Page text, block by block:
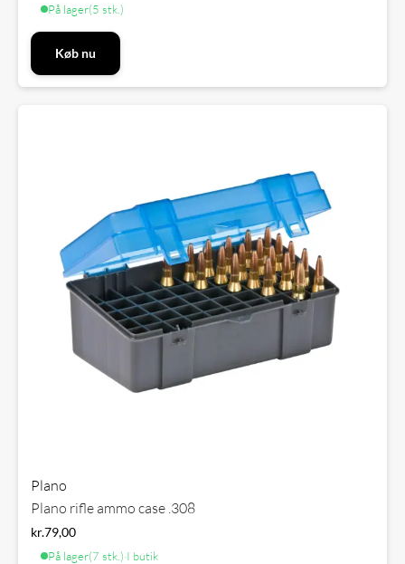
På lager(5 stk.)
Køb nu
Plano
Plano rifle ammo case .308
kr.79,00
På lager(7 stk.)·I butik